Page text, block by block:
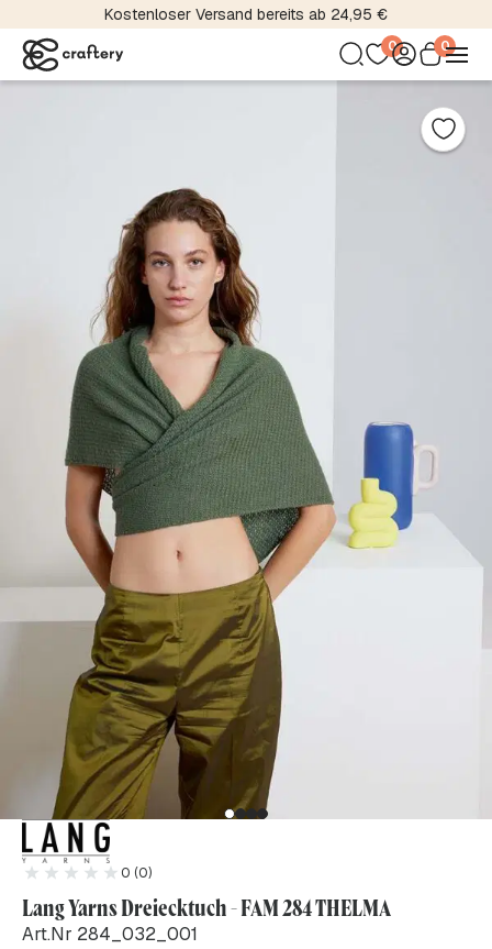
Kostenloser Versand bereits ab 24,95 €
0 0
0 (0)
Lang Yarns Dreiecktuch - FAM 284 THELMA
Art.Nr 284_032_001